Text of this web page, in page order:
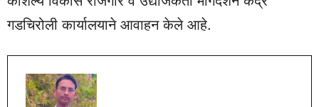
गडचिरोली कार्यालयाने आवाहन केले आहे.